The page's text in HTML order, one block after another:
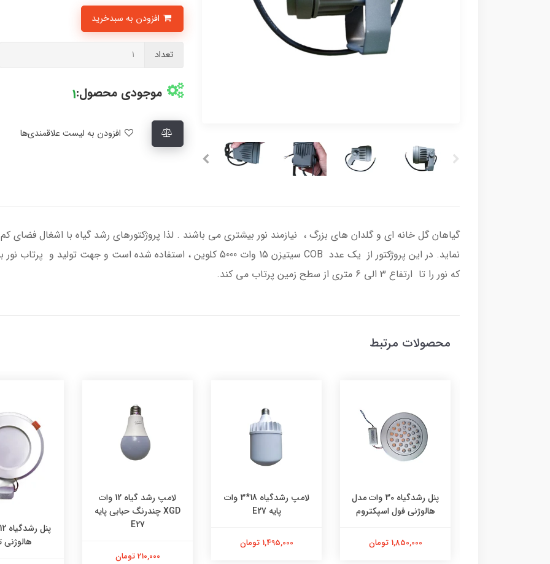
تعداد
موجودی محصول:1
گیاهان گل خانه ای و گلدان های بزرگ ، نیازمند نور بیشتری می باشند . لذا پروژکتورهای رشد گیاه با اشغال فضای کم
که نور را تا ارتفاع 3 الی 6 متری از سطح زمین پرتاب می کند.
محصولات مرتبط
پنل رشدگیاه 30 وات مدل
هالوژنی فول اسپکتروم
1,850,000 تومان
لامپ رشدگیاه 18*3 وات
پایه E27
1,495,000 تومان
لامپ رشد گیاه 12 وات
XGD چندرنگ حبابی پایه
E27
210,000 تومان
هالوژنی